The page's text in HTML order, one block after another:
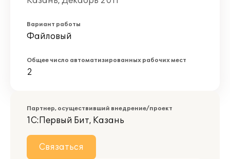
Вариант работы
Файловый
Общее число автоматизированных рабочих мест
2
Партнер, осуществивший внедрение/проект
1С:Первый Бит, Казань
Связаться